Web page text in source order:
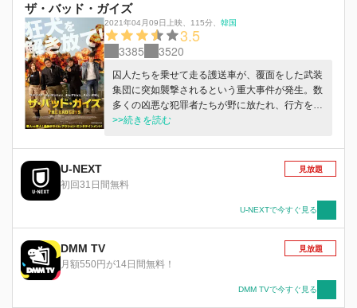
ザ・バッド・ガイズ
2021年04月09日上映 115分 韓国
3.5
3385 3520
囚人たちを乗せて走る護送車が、覆面をした武装
集団に突如襲撃されるという重大事件が発生。数
多くの凶悪な犯罪者たちが野に放たれ、行方をく
らませてしまった。この史上最悪の事件を受け
まえる為、元警察官のオ・グタクに指令を出し、
過去に重大な罪を犯して刑務所に収監されている
服役囚たちを集めた極秘プロジェクト、“特殊犯
緒に行動したことがあり、“伝説の拳”と呼ばれて
恐れられているパク・ウンチョルを仲間に引き入
れ、どこか信用できないが頭は切れる天才詐欺師
のクァク・ノスン、犯人逮捕の際に過失致死に問
われた無鉄砲な元警察官のコ・ユソンをメンバー
に加えた最凶のチームを結成。減刑を条件とし
て、時に協力し合い、時に衝突しながらも凶悪犯
>>続きを読む
U-NEXT
初回31日間無料
見放題
U-NEXTで今すぐ見る
DMM TV
月額550円が14日間無料！
見放題
DMM TVで今すぐ見る